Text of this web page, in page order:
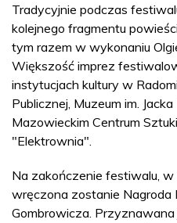
Tradycyjnie podczas
kolejnego fragmentu
tym razem w wykonaniu
Większość imprez
instytucjach kultury w
Publicznej, Muzeum im.
Mazowieckim Centrum
"Elektrownia".
Na zakończenie festiwalu,
wręczona zostanie Nagroda
Gombrowicza.